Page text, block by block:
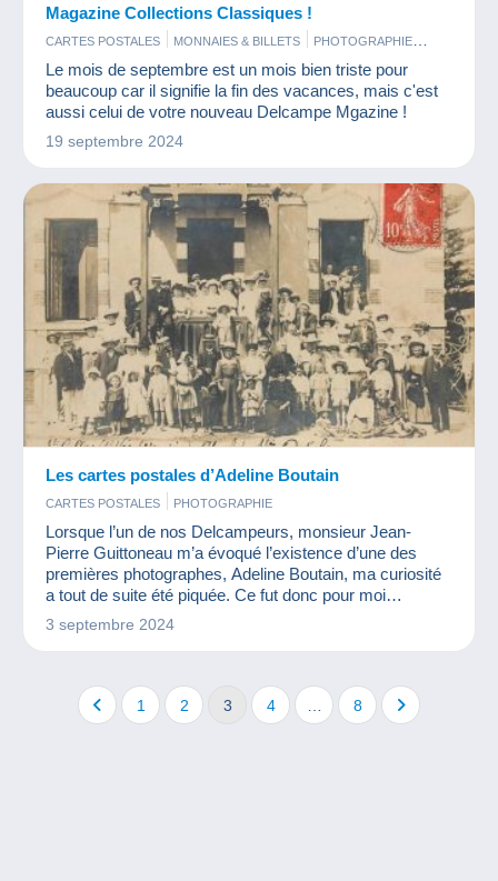
Magazine Collections Classiques !
CARTES POSTALES MONNAIES & BILLETS
PHOTOGRAPHIE
TIMBRES
Le mois de septembre est un mois bien triste pour
beaucoup car il signifie la fin des vacances, mais c'est
aussi celui de votre nouveau Delcampe Mgazine !
19 septembre 2024
Les cartes postales d’Adeline Boutain
CARTES POSTALES PHOTOGRAPHIE
Lorsque l’un de nos Delcampeurs, monsieur Jean-
Pierre Guittoneau m’a évoqué l’existence d’une des
premières photographes, Adeline Boutain, ma curiosité
a tout de suite été piquée. Ce fut donc pour moi
l’occasion de partager avec vous quelques clichés que
nous devons à cette artiste méconnue !
3 septembre 2024
1 2 3 4 8